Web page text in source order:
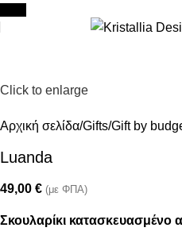
Click to enlarge
Αρχική σελίδα Gifts Gift by
Luanda
49,00 € (με ΦΠΑ)
Σκουλαρίκι κατασκευασμένο